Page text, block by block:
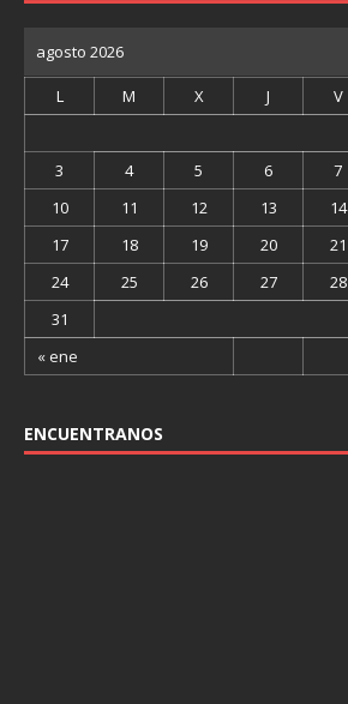
agosto 2026
L M X J V
« ene
3
4 5 6 7
10
11 12 13 14
17
18 19 20 21
24
25 26 27 28
31
ENCUENTRANOS